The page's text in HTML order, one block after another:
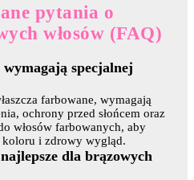
pytania o
włosów (FAQ)
wymagają specjalnej
farbowane, wymagają
ochrony przed słońcem oraz
włosów farbowanych, aby
koloru i zdrowy wygląd.
dla brązowych